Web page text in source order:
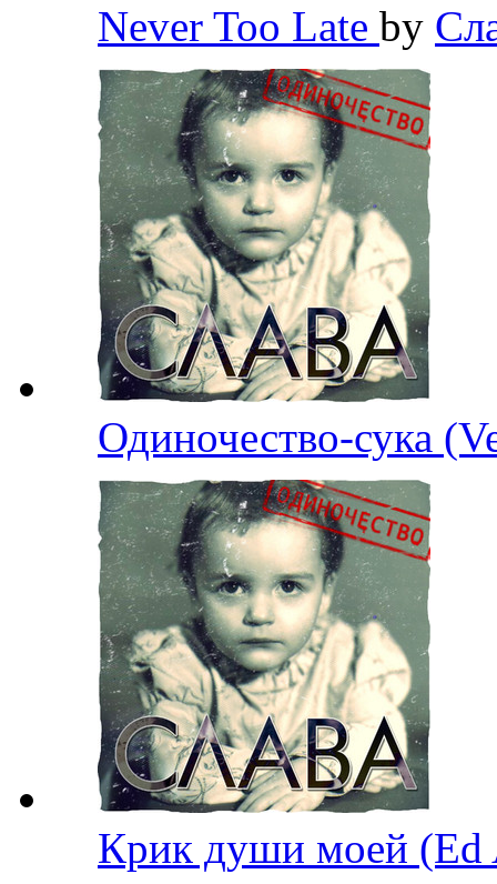
Never Too Late by
Одиночество-сука
Крик души моей